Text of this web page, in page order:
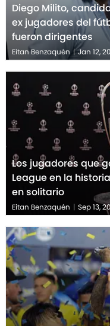
Diego Milito,
ex jugadores del
fueron dirigentes
Eitan Benzaquén | Jan 12,
Los jugadores que
League en la
en solitario
Eitan Benzaquén | Sep 13,